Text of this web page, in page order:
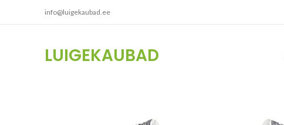
info@luigekaubad.ee
LUIGEKAUBAD